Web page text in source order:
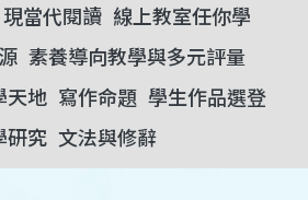
現當代閱讀 線上教室任你學
素養導向教學與多元評量
天地 寫作命題 學生作品選登
研究 文法與修辭